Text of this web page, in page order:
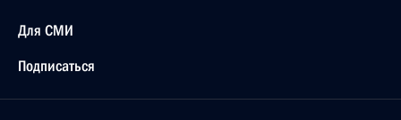
Для СМИ
Подписаться